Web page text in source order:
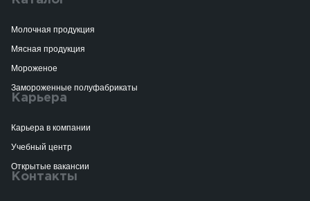
Молочная продукция
Мясная продукция
Мороженое
Замороженные полуфабрикаты
Карьера
Карьера в компании
Учебный центр
Открытые вакансии
Контакты